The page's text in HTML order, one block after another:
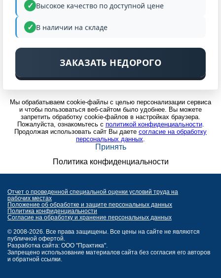
Высокое качество по доступной цене
В наличии на складе
ЗАКАЗАТЬ НЕДОРОГО
Мы обрабатываем cookie-файлы с целью персонализации сервиса
и чтобы пользоваться веб-сайтом было удобнее. Вы можете
запретить обработку cookie-файлов в настройках браузера.
Пожалуйста, ознакомьтесь с политикой конфиденциальности.
Продолжая использовать сайт Вы даете согласие на обработку
персональных данных.
Принять
Политика конфиденциальности
Отчет о проведенной специальной оценки условий труда на
рабочих местах
Положение об обработке и защите персональных данных
Политика конфиденциальности
Согласие на обработку и хранение персональных данных
© 2008-2026. Все права защищены. Все цены на сайте не являются
публичной офертой.
Разработка сайта: ООО "Практика".
Запрещено использование материалов сайта без согласия его авторов
и обратной ссылки.